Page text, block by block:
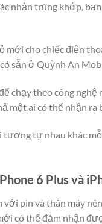
nhận trùng khớp,
mới cho chiếc điện
sẵn ở Quỳnh An
chạy theo công
một ai có thể nhận
tự nhau khác
6 Plus và
pin và thân máy
có thể đảm nhận